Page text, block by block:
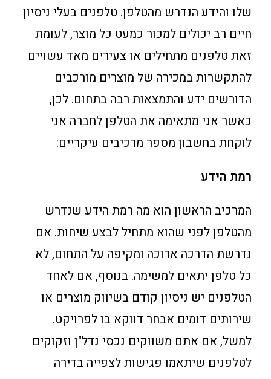
שלו והידע הנדרש מהטלפן. טלפנים בעלי ניסיון
חיים רב יכולים למכור כמעט כל מוצר, לעומת
זאת טלפנים מתחילים או צעירים מאד עשויים
להתקשרות במכירה של מוצרים מורכבים
הדורשים ידע והתמצאות רבה בתחום. לכן,
כאשר אני מתאימה את הטלפן לחברה אני
לוקחת בחשבון מספר מרכיבים עיקריים:
רמת הידע
המרכיב הראשון הוא מה רמת הידע שנדרש
מהטלפן לפני שהוא מתחיל לבצע שיחות. אם
נדרשת הדרכה ארוכה ומקיפה על התחום, לא
כל טלפן יתאים למשימה. בנוסף, אם לאחד
הטלפנים יש ניסיון קודם בשיווק מוצרים או
שירותים דומים אבחר דווקא בו לפרויקט.
למשל, אם אתם משווקים נכסי נדל"ן וזקוקים
לטלפנים שיתאמו פגישות לצפייה בדירה